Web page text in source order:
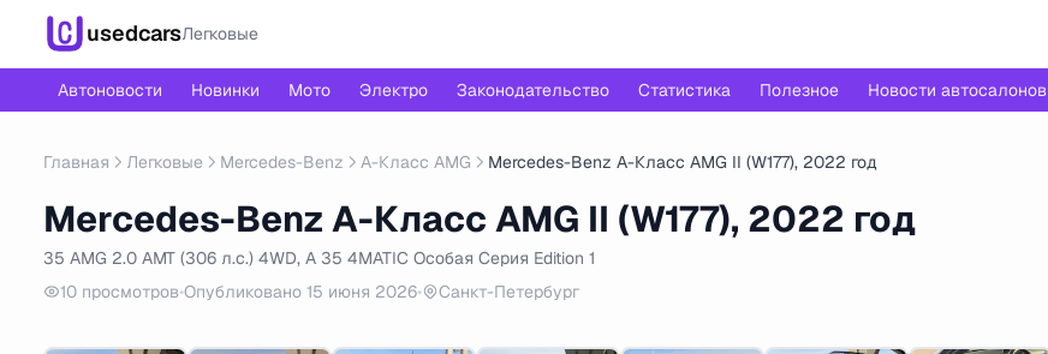
usedcarsЛегковые
Автоновости Новинки Мото Электро Законодательство Статистика Полезное Новости автосалонов
Главная Легковые Mercedes-Benz A-Класс AMG Mercedes-Benz A-Класс AMG II (W177), 2022 год
Mercedes-Benz A-Класс AMG II (W177), 2022 год
35 AMG 2.0 AMT (306 л.с.) 4WD, A 35 4MATIC Особая Серия Edition 1
10 просмотров•Опубликовано 15 июня 2026• Санкт-Петербург